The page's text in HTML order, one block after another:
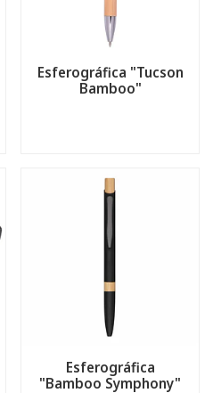
Esferográfica "Tucson
Bamboo"
Esferográfica
"Bamboo Symphony"